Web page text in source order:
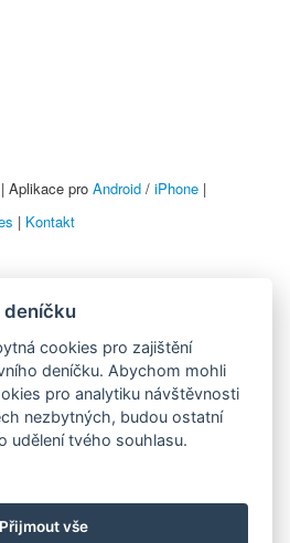
| Aplikace pro Android / iPhone |
| Kontakt
aka Emka
který není spjat s žádným
deníčku
cookies pro zajištění
deníčku. Abychom mohli
pro analytiku návštěvnosti
nezbytných, budou ostatní
udělení tvého souhlasu.
Přijmout vše